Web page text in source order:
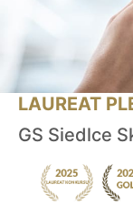
LAUREAT
GS Siedlce